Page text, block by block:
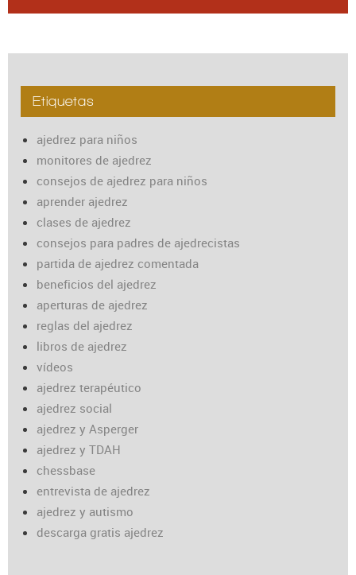
Etiquetas
ajedrez para niños
monitores de ajedrez
consejos de ajedrez para niños
aprender ajedrez
clases de ajedrez
consejos para padres de ajedrecistas
partida de ajedrez comentada
beneficios del ajedrez
aperturas de ajedrez
reglas del ajedrez
libros de ajedrez
vídeos
ajedrez terapéutico
ajedrez social
ajedrez y Asperger
ajedrez y TDAH
chessbase
entrevista de ajedrez
ajedrez y autismo
descarga gratis ajedrez